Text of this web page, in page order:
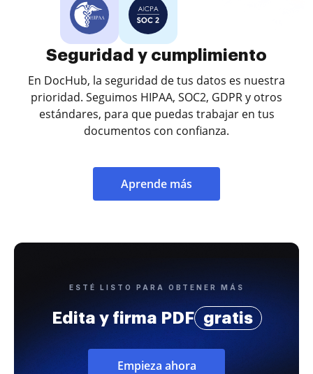
Seguridad y cumplimiento
En DocHub, la seguridad de tus datos es nuestra
prioridad. Seguimos HIPAA, SOC2, GDPR y otros
estándares, para que puedas trabajar en tus
documentos con confianza.
Aprende más
ESTÉ LISTO PARA OBTENER MÁS
Edita y firma PDF gratis
Empieza ahora